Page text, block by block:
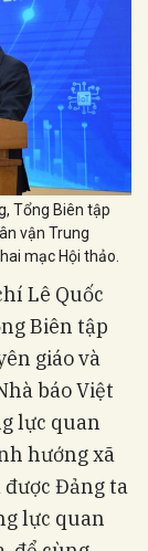
Tổng Biên tập
vận Trung
mạc Hội thảo.
Lê Quốc
Biên tập
giáo và
báo Việt
lực quan
hướng xã
Đảng ta
lực quan